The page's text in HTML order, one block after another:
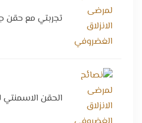
تجربتي مع حقن
الحقن الاسمنتي